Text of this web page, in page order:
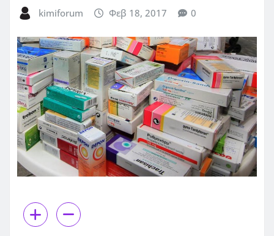
kimiforum Φεβ 18, 2017 0